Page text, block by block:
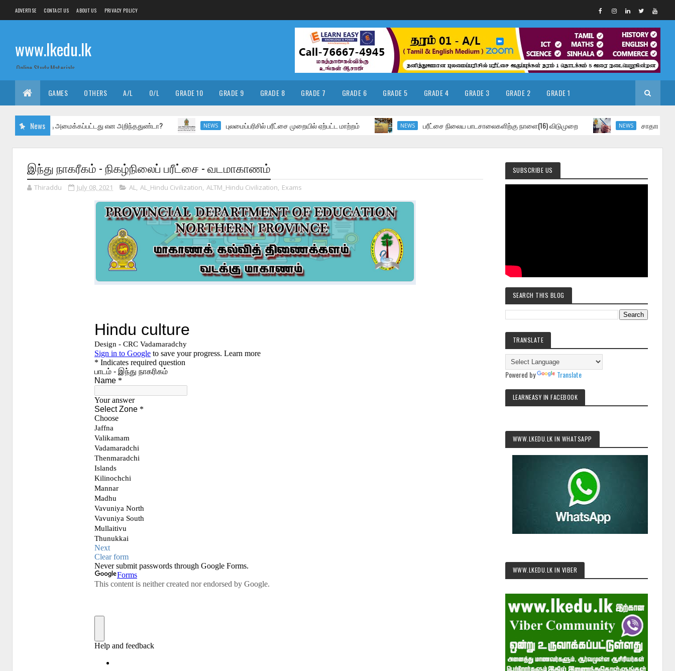
ADVERTISE CONTACT US ABOUT US PRIVACY POLICY
www.lkedu.lk
Online Study Materials
GAMES OTHERS A/L O/L GRADE 10 GRADE 9 GRADE 8 GRADE 7 GRADE 6 GRADE 5 GRADE 4 GRADE 3 GRADE 2 GRADE 1
News
எங்கு அமைக்கப்பட்டது என அறிந்ததுண்டா? NEWS புலமைப்பரிசில் பரீட்சை முறையில் ஏற்பட்ட மாற்றம் NEWS பரீட்சை நிலைய பாடசாலைகளிற்கு நாளை(16) விடுமுறை NEWS சாதாரண
இந்து நாகரீகம் - நிகழ்நிலைப் பரீட்சை - வடமாகாணம்
Thiraddu July 08, 2021 AL, AL_Hindu Civilization, ALTM_Hindu Civilization, Exams
SUBSCRIBE US
SEARCH THIS BLOG
TRANSLATE
Powered by Translate
LEARNEASY IN FACEBOOK
WWW.LKEDU.LK IN WHATSAPP
WWW.LKEDU.LK IN VIBER